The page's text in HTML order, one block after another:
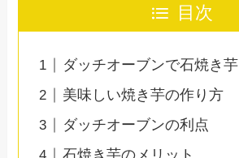
目次
ダッチオーブンで石焼き芋
美味しい焼き芋の作り方
ダッチオーブンの利点